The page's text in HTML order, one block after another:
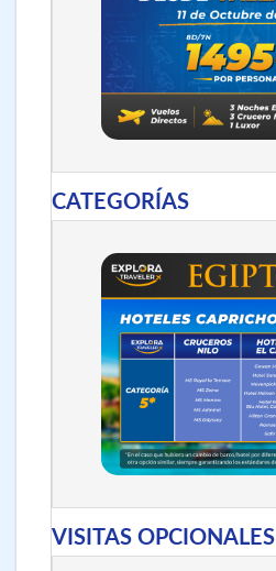
CATEGORÍAS
VISITAS OPCIONALES